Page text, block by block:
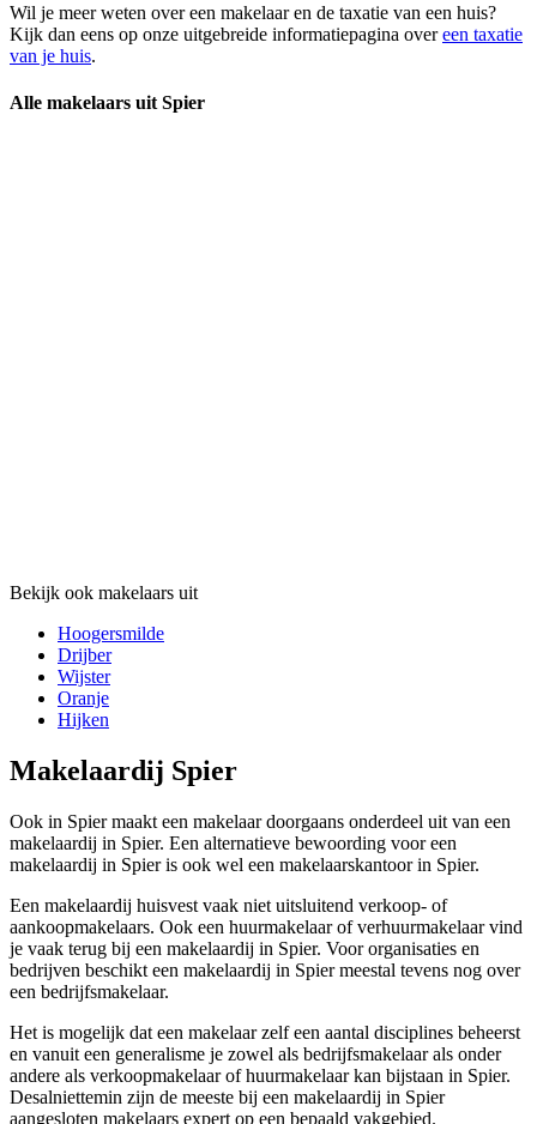
Wil je meer weten over een makelaar en de taxatie van een huis?
Kijk dan eens op onze uitgebreide informatiepagina overeen taxatie
van je huis.
Alle makelaars uit Spier
Bekijk ook makelaars uit
Hoogersmilde
Drijber
Wijster
Oranje
Hijken
Makelaardij Spier
Ook in Spier maakt een makelaar doorgaans onderdeel uit van een
makelaardij in Spier. Een alternatieve bewoording voor een
makelaardij in Spier is ook wel een makelaarskantoor in Spier.
Een makelaardij huisvest vaak niet uitsluitend verkoop- of
aankoopmakelaars. Ook een huurmakelaar of verhuurmakelaar vind
je vaak terug bij een makelaardij in Spier. Voor organisaties en
bedrijven beschikt een makelaardij in Spier meestal tevens nog over
een bedrijfsmakelaar.
Het is mogelijk dat een makelaar zelf een aantal disciplines beheerst
en vanuit een generalisme je zowel als bedrijfsmakelaar als onder
andere als verkoopmakelaar of huurmakelaar kan bijstaan in Spier.
Desalniettemin zijn de meeste bij een makelaardij in Spier
aangesloten makelaars expert op een bepaald vakgebied.